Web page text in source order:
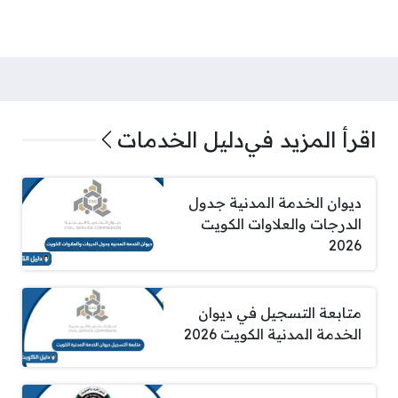
اقرأ المزيد فيدليل الخدمات
ديوان الخدمة المدنية جدول
الدرجات والعلاوات الكويت
2026
متابعة التسجيل في ديوان
الخدمة المدنية الكويت 2026